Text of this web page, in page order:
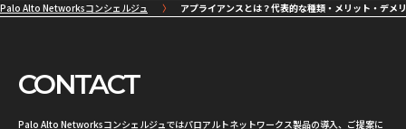
Palo Alto Networksコンシェルジュ アプライアンスとは？代表的な種類・メリット・デメ
CONTACT
Palo Alto Networksコンシェルジュではパロアルトネットワークス製品の導入、ご提案に